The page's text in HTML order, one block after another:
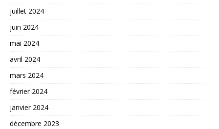
juillet 2024
juin 2024
mai 2024
avril 2024
mars 2024
février 2024
janvier 2024
décembre 2023